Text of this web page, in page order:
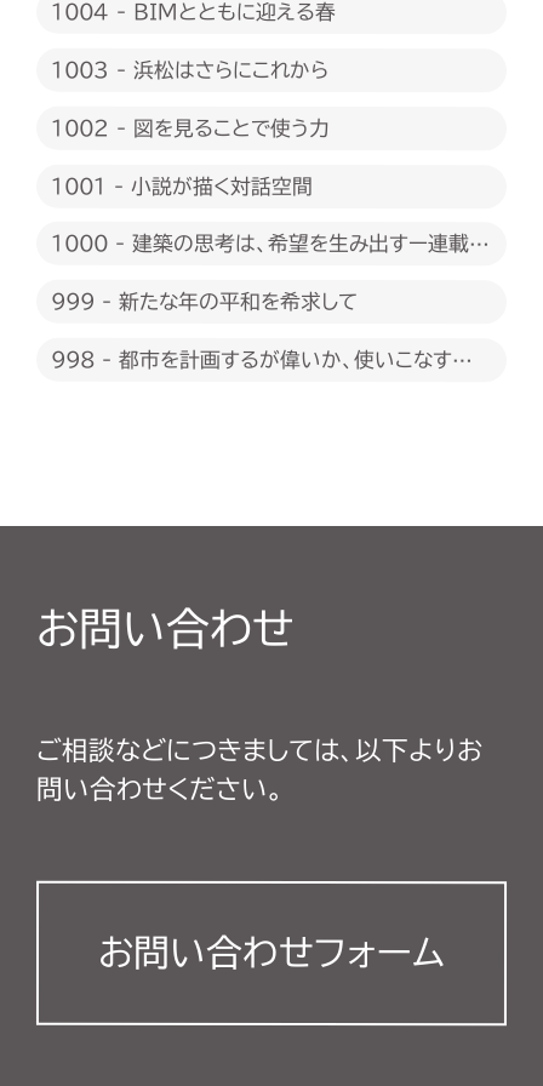
1004 - BIMとともに迎える春
1003 - 浜松はさらにこれから
1002 - 図を見ることで使う力
1001 - 小説が描く対話空間
1000 - 建築の思考は、希望を生み出すー連載
999 - 新たな年の平和を希求して
998 - 都市を計画するが偉いか、使いこなすが
お問い合わせ
ご相談などにつきましては、以下よりお
問い合わせください。
お問い合わせフォーム